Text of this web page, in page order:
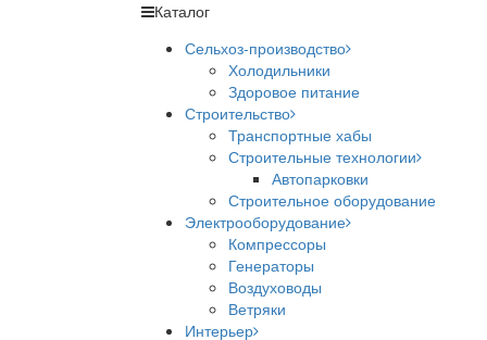
Каталог
Сельхоз-производство
Холодильники
Здоровое питание
Строительство
Транспортные хабы
Строительные технологии
Автопарковки
Строительное оборудование
Электрооборудование
Компрессоры
Генераторы
Воздуховоды
Ветряки
Интерьер